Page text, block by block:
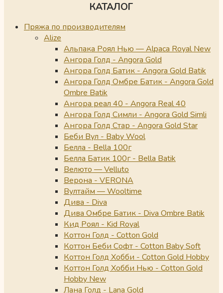
КАТАЛОГ
Пряжа по производителям
Alize
Альпака Роял Нью — Alpaca Royal New
Ангора Голд - Angora Gold
Ангора Голд Батик - Angora Gold Batik
Ангора Голд Омбре Батик - Angora Gold
Ombre Batik
Ангора реал 40 - Angora Real 40
Ангора Голд Симли - Angora Gold Simli
Ангора Голд Стар - Angora Gold Star
Беби Вул - Baby Wool
Белла - Bella 100г
Белла Батик 100г - Bella Batik
Велюто — Velluto
Верона - VERONA
Вултайм — Wooltime
Дива - Diva
Дива Омбре Батик - Diva Ombre Batik
Кид Роял - Kid Royal
Коттон Голд - Cotton Gold
Коттон Беби Софт - Cotton Baby Soft
Коттон Голд Хобби - Cotton Gold Hobby
Коттон Голд Хобби Нью - Cotton Gold
Hobby New
Лана Голд - Lana Gold